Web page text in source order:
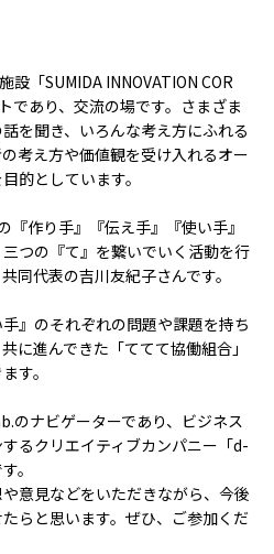
会員
トナー
ンター
ベント
ェクト・
活動紹介
クセス
設「SUMIDA INNOVATION COR
であり、交流の場です。さまざま
を聞き、いろんな考え方にふれる
考え方や価値観を受け入れるオー
的としています。
作り手』『伝え手』『使い手』
つの『て』を繋いでいく活動を行
同代表の吉川友紀子さんです。
』のそれぞれの問題や課題を持ち
に進んできた「ててて協働組合」
す。
のナビゲーターであり、ビジネス
るクリエイティブカンパニー「d-
。
意見などをいただきながら、今後
らと思います。ぜひ、ご参加くだ